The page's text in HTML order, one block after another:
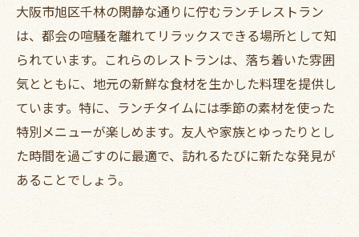
大阪市旭区千林の閑静な通りに佇むランチレストラン
は、都会の喧騒を離れてリラックスできる場所として知
られています。これらのレストランは、落ち着いた雰囲
気とともに、地元の新鮮な食材を生かした料理を提供し
ています。特に、ランチタイムには季節の素材を使った
特別メニューが楽しめます。友人や家族とゆったりとし
た時間を過ごすのに最適で、訪れるたびに新たな発見が
あることでしょう。